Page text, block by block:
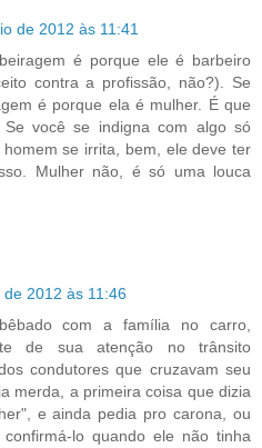
de 2012 às 11:41
é porque ele é barbeiro
contra a profissão, não?). Se
é porque ela é mulher. É que
você se indigna com algo só
se irrita, bem, ele deve ter
Mulher não, é só uma louca
2012 às 11:46
com a família no carro,
de sua atenção no trânsito
condutores que cruzavam seu
merda, a primeira coisa que dizia
e ainda pedia pro carona, ou
lo quando ele não tinha